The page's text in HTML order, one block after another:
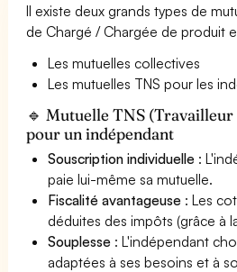
Il existe deux grands types de
de Chargé / Chargée de produit
Les mutuelles collectives
Les mutuelles TNS pour les
🔹 Mutuelle TNS
pour un indépendant
Souscription individuelle :
paie lui-même sa mutuelle.
Fiscalité avantageuse : Les
déduites des impôts (grâce à
Souplesse : L'indépendant
adaptées à ses besoins et à